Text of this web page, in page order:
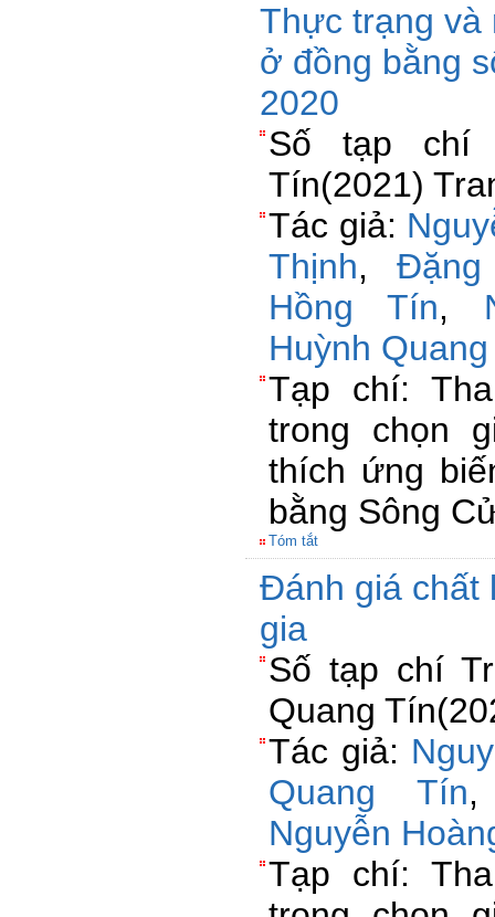
Thực trạng và
ở đồng bằng
2020
Số tạp chí
Tín(2021)
Tác giả:
Thịnh,
Hồng Tín,
Huỳnh
Tạp chí:
trong chọn
thích ứng
bằng Sông
Tóm tắt
Đánh giá chất
gia
Số tạp chí
Quang
Tác giả:
Quang Tín
Nguyễn
Tạp chí: